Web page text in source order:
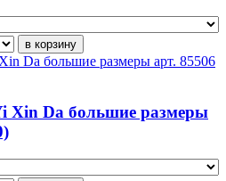
Xin Da большие размеры